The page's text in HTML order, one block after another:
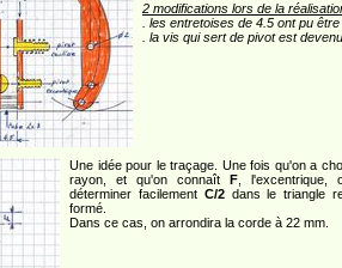
2 modifications lors de la
. les entretoises de 4.5 ont pu
. la vis qui sert de pivot est
Une idée pour le traçage. Une fois qu'on a
rayon, et qu'on connaît
F , l'excentrique,
déterminer facilement C/2dans le triangle
formé.
Dans ce cas, on arrondira la corde à 22 mm.